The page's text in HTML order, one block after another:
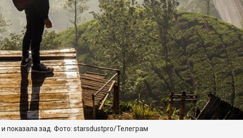
показала зад. Фото: starsdustpro/Телеграм